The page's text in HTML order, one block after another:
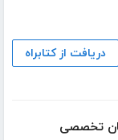
دریافت از کتابراه
تخصصی